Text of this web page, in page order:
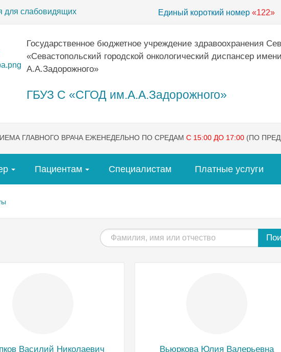
для слабовидящих Единый короткий номер «122»
Государственное бюджетное учреждение здравоохранения
«Севастопольский городской онкологический диспансер имени
А.А.Задорожного»
ГБУЗ С «СГОД им.А.А.Задорожного»
ГЛАВНОГО ВРАЧА ЕЖЕНЕДЕЛЬНО ПО СРЕДАМ С 15:00 ДО 17:00 (ПО
Пациентам Специалистам Платные услуги
Василий Николаевич Вьюркова Юлия Валерьевна